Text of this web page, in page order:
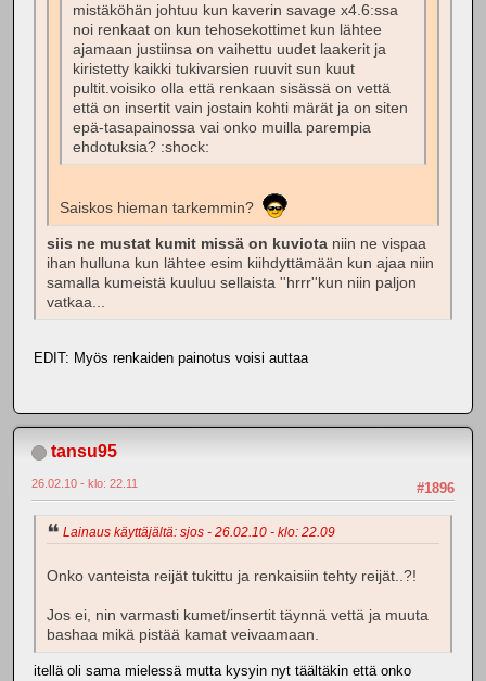
mistäköhän johtuu kun kaverin savage x4.6:ssa
noi renkaat on kun tehosekottimet kun lähtee
ajamaan justiinsa on vaihettu uudet laakerit ja
kiristetty kaikki tukivarsien ruuvit sun kuut
pultit.voisiko olla että renkaan sisässä on vettä
että on insertit vain jostain kohti märät ja on siten
epä-tasapainossa vai onko muilla parempia
ehdotuksia? :shock:
Saiskos hieman tarkemmin?
siis ne mustat kumit missä on kuviota niin ne vispaa
ihan hulluna kun lähtee esim kiihdyttämään kun ajaa niin
samalla kumeistä kuuluu sellaista ''hrrr''kun niin paljon
vatkaa...
EDIT: Myös renkaiden painotus voisi auttaa
tansu95
#1896
26.02.10 - klo: 22.11
Lainaus käyttäjältä: sjos - 26.02.10 - klo: 22.09
Onko vanteista reijät tukittu ja renkaisiin tehty reijät..?!
Jos ei, nin varmasti kumet/insertit täynnä vettä ja muuta
bashaa mikä pistää kamat veivaamaan.
itellä oli sama mielessä mutta kysyin nyt täältäkin että onko